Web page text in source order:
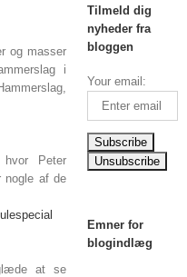
og masser
i
Peter
nogle af de
at se
Tilmeld dig
nyheder fra
bloggen
Your email:
Emner for
blogindlæg